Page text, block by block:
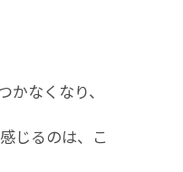
なくなり、
じるのは、こ